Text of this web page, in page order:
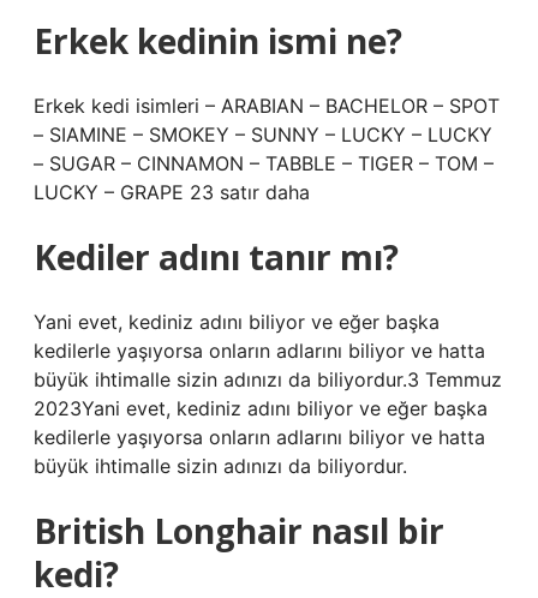
Erkek kedinin ismi ne?
Erkek kedi isimleri – ARABIAN – BACHELOR – SPOT
– SIAMINE – SMOKEY – SUNNY – LUCKY – LUCKY
– SUGAR – CINNAMON – TABBLE – TIGER – TOM –
LUCKY – GRAPE 23 satır daha
Kediler adını tanır mı?
Yani evet, kediniz adını biliyor ve eğer başka
kedilerle yaşıyorsa onların adlarını biliyor ve hatta
büyük ihtimalle sizin adınızı da biliyordur.3 Temmuz
2023Yani evet, kediniz adını biliyor ve eğer başka
kedilerle yaşıyorsa onların adlarını biliyor ve hatta
büyük ihtimalle sizin adınızı da biliyordur.
British Longhair nasıl bir
kedi?